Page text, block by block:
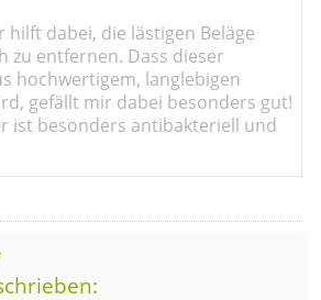
hilft dabei, die lästigen Beläge
zu entfernen. Dass dieser
hochwertigem, langlebigen
gefällt mir dabei besonders gut!
ist besonders antibakteriell und